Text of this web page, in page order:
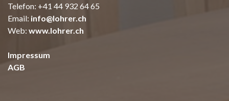
Telefon: +41 44 932 64 65
Email: info@lohrer.ch
Web: www.lohrer.ch
Impressum
AGB